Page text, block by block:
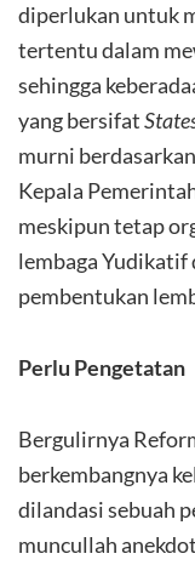
diperlukan untuk
tertentu dalam
sehingga
yang bersifat
murni
Kepala
meskipun tetap
lembaga Yudikatif
pembentukan
Perlu Pengetatan
Bergulirnya
berkembangnya
dilandasi sebuah
muncullah